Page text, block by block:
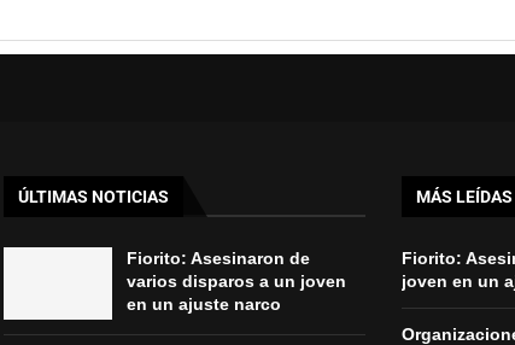
ÚLTIMAS NOTICIAS
Fiorito: Asesinaron de
varios disparos a un joven
en un ajuste narco
MÁS
Fiorito:
joven en un